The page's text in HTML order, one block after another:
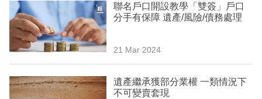
聯名戶口開設教學「雙簽」戶口
分手有保障 遺產/風險/債務處理
21 Mar 2024
遺產繼承獲部分業權 一類情況下
不可變賣套現